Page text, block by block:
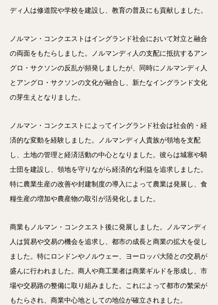
ディ人は修道院や学校を建設し、教育の普及にも貢献しました。
ノルマン・コンクエストはイングランド社会において対立と融合
の両面をもたらしました。ノルマンディ人の支配に抵抗するアン
グロ・サクソンの反乱が頻発しましたが、同時にノルマンディ人
とアングロ・サクソンの文化が融合し、新たなイングランド文化
の芽生えとなりました。
ノルマン・コンクエストによってイングランド社会は社会的・経
済的な変動を経験しました。ノルマンディ人貴族が領地を支配
し、土地の管理と経済活動の中心となりました。彼らは城塞や騎
士団を建設し、領地を守りながら経済的な利益を追求しました。
特に農業生産の改善や封建制度の導入によって農業は発展し、食
糧生産の増加や農産物の取引が活発化しました。
商業もノルマン・コンクエスト後に発展しました。ノルマンディ
人は貿易や交易の機会を追求し、都市の成長と商業の拡大を促し
ました。特にロンドンやノルウェー、ヨーロッパ大陸との交易が
盛んに行われました。商人や商工業者は商業ギルドを形成し、市
場や交易路の整備に取り組みました。これによって都市の繁栄が
もたらされ、商業中心地としての地位が確立されました。